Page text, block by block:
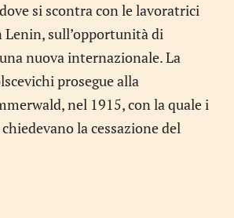
si scontra con le lavoratrici
Lenin, sull’opportunità di
nuova internazionale. La
prosegue alla
nel 1915, con la quale i
la cessazione del